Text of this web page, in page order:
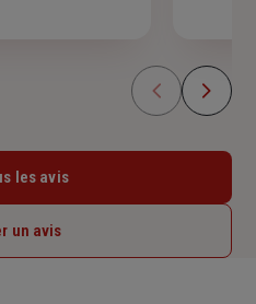
les avis
un avis